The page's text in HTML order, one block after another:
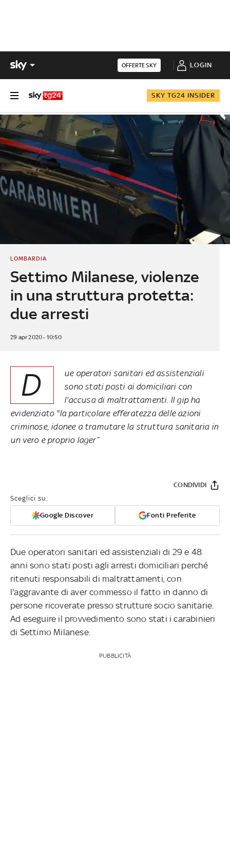
OFFERTE SKY LOGIN
SKY TG24 INSIDER
Settimo Milanese, violenze
in una struttura protetta:
due arresti
LOMBARDIA
29 apr 2020 - 10:50
D
ue operatori sanitari ed assistenziali
sono stati posti ai domiciliari con
l'accusa di maltrattamenti. Il gip ha
evidenziato "la particolare efferatezza delle azioni
criminose, idonee a tramutare la struttura sanitaria in
un vero e proprio lager”
Sceglici su:
Google Discover Fonti Preferite
CONDIVIDI
Due operatori sanitari ed assistenziali di 29 e 48
anni sono stati posti agli arresti domiciliari perché
ritenuti responsabili di maltrattamenti, con
l'aggravante di aver commesso il fatto in danno di
persone ricoverate presso strutture socio sanitarie.
Ad eseguire il provvedimento sono stati i carabinieri
di Settimo Milanese.
PUBBLICITÀ